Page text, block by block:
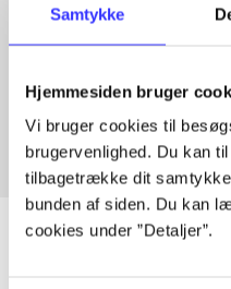
Samtykke
Hjemmesiden bruger
Vi bruger cookies til
brugervenlighed. Du kan
tilbagetrække dit
bunden af siden. Du kan
cookies under ”Detaljer”.
Artikler med
Fra